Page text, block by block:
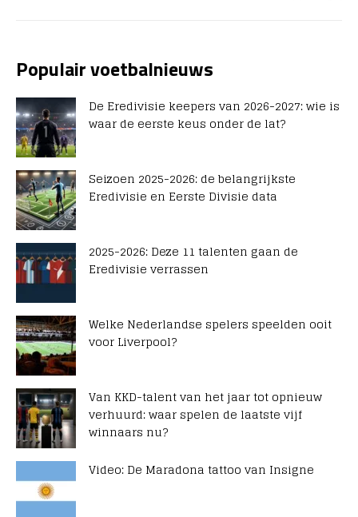
Populair voetbalnieuws
De Eredivisie keepers van 2026-2027: wie is
waar de eerste keus onder de lat?
Seizoen 2025-2026: de belangrijkste
Eredivisie en Eerste Divisie data
2025-2026: Deze 11 talenten gaan de
Eredivisie verrassen
Welke Nederlandse spelers speelden ooit
voor Liverpool?
Van KKD-talent van het jaar tot opnieuw
verhuurd: waar spelen de laatste vijf
winnaars nu?
Video: De Maradona tattoo van Insigne